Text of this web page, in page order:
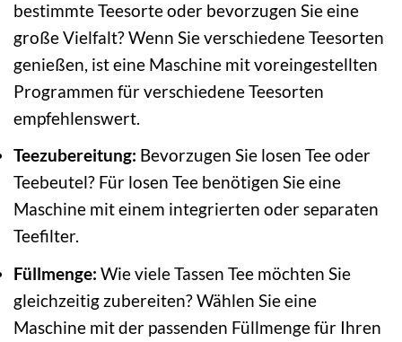
bestimmte Teesorte oder bevorzugen Sie eine
große Vielfalt? Wenn Sie verschiedene Teesorten
genießen, ist eine Maschine mit voreingestellten
Programmen für verschiedene Teesorten
empfehlenswert.
Teezubereitung: Bevorzugen Sie losen Tee oder
Teebeutel? Für losen Tee benötigen Sie eine
Maschine mit einem integrierten oder separaten
Teefilter.
Füllmenge: Wie viele Tassen Tee möchten Sie
gleichzeitig zubereiten? Wählen Sie eine
Maschine mit der passenden Füllmenge für Ihren